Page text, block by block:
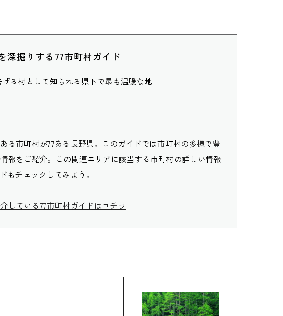
深掘りする77市町村ガイド
げる村として知られる県下で最も温暖な地
る市町村が77ある長野県。このガイドでは市町村の多様で豊
報をご紹介。この関連エリアに該当する市町村の詳しい情報
もチェックしてみよう。
している77市町村ガイドはコチラ